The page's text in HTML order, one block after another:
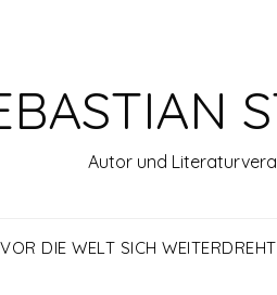
Autor und
DIE WELT SICH WEITERDREHT